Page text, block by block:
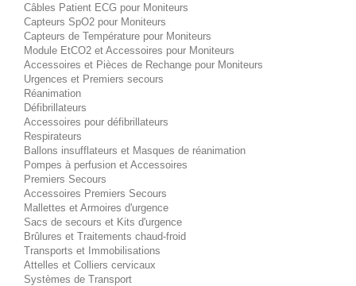
Câbles Patient ECG pour Moniteurs
Capteurs SpO2 pour Moniteurs
Capteurs de Température pour Moniteurs
Module EtCO2 et Accessoires pour Moniteurs
Accessoires et Pièces de Rechange pour Moniteurs
Urgences et Premiers secours
Réanimation
Défibrillateurs
Accessoires pour défibrillateurs
Respirateurs
Ballons insufflateurs et Masques de réanimation
Pompes à perfusion et Accessoires
Premiers Secours
Accessoires Premiers Secours
Mallettes et Armoires d'urgence
Sacs de secours et Kits d'urgence
Brûlures et Traitements chaud-froid
Transports et Immobilisations
Attelles et Colliers cervicaux
Systèmes de Transport